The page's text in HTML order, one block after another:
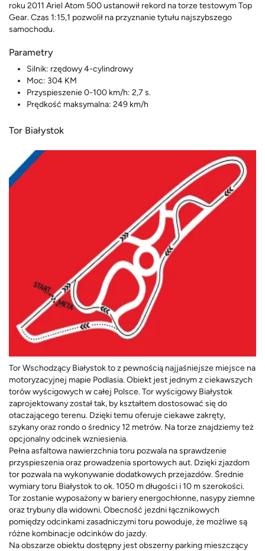
roku 2011 Ariel Atom 500 ustanowił rekord na torze testowym Top
Gear. Czas 1:15,1 pozwolił na przyznanie tytułu najszybszego
samochodu.
Parametry
Silnik: rzędowy 4-cylindrowy
Moc: 304 KM
Przyspieszenie 0-100 km/h: 2,7 s.
Prędkość maksymalna: 249 km/h
Tor Białystok
Tor Wschodzący Białystok to z pewnością najjaśniejsze miejsce na
motoryzacyjnej mapie Podlasia. Obiekt jest jednym z ciekawszych
torów wyścigowych w całej Polsce. Tor wyścigowy Białystok
zaprojektowany został tak, by kształtem dostosować się do
otaczającego terenu. Dzięki temu oferuje ciekawe zakręty,
szykany oraz rondo o średnicy 12 metrów. Na torze znajdziemy też
opcjonalny odcinek wzniesienia.
Pełna asfaltowa nawierzchnia toru pozwala na sprawdzenie
przyspieszenia oraz prowadzenia sportowych aut. Dzięki zjazdom
tor pozwala na wykonywanie dodatkowych przejazdów. Średnie
wymiary toru Białystok to ok. 1050 m długości i 10 m szerokości.
Tor zostanie wyposażony w bariery energochłonne, nasypy ziemne
oraz trybuny dla widowni. Obecność jezdni łącznikowych
pomiędzy odcinkami zasadniczymi toru powoduje, że możliwe są
różne kombinacje odcinków do jazdy.
Na obszarze obiektu dostępny jest obszerny parking mieszczący